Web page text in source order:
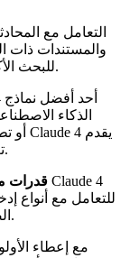
والمستندات ذات
للبحث الأكاديمي والتحليل القانوني ورواية القصص.
الذكاء
تعليمات برمجية نظيفة ومحسّنة وموثوقة.
قدرات
للتعامل مع أنواع
الصوت والفيديو في الإصدارات المستقبلية.